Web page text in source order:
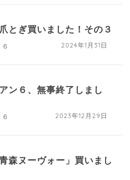
とぎ買いました！その３
2024年1月31日
ン６、無事終了しまし
2023年12月29日
森ヌーヴォー」買いまし